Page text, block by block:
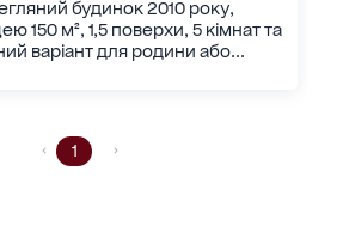
будинок 2010 року,
150 м², 1,5 поверхи, 5 кімнат та
варіант для родини або...
1